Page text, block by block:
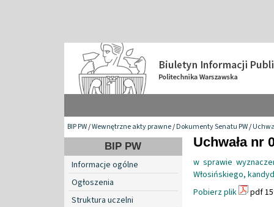
BIP PW/Wewnętrzne akty prawne/Dokumenty Senatu PW/
BIP PW
Informacje ogólne
Ogłoszenia
Struktura uczelni
Uchwała nr
w sprawie
Włosińskiego,
Pobierz plik
pdf